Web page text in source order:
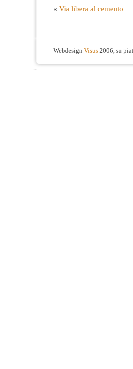
« Via libera al cemento
Webdesign Visus 2006, su